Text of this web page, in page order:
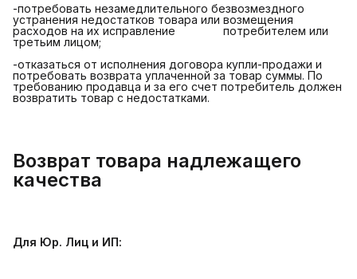
-потребовать незамедлительного безвозмездного
устранения недостатков товара или возмещения
расходов на их исправление потребителем или
третьим лицом;
-отказаться от исполнения договора купли-продажи и
потребовать возврата уплаченной за товар суммы. По
требованию продавца и за его счет потребитель должен
возвратить товар с недостатками.
Возврат товара надлежащего
качества
Для Юр. Лиц и ИП: